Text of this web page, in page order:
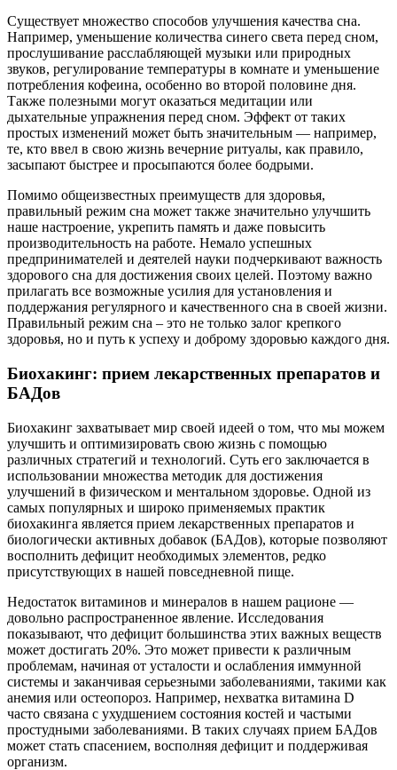
Существует множество способов улучшения качества сна.
Например, уменьшение количества синего света перед сном,
прослушивание расслабляющей музыки или природных
звуков, регулирование температуры в комнате и уменьшение
потребления кофеина, особенно во второй половине дня.
Также полезными могут оказаться медитации или
дыхательные упражнения перед сном. Эффект от таких
простых изменений может быть значительным — например,
те, кто ввел в свою жизнь вечерние ритуалы, как правило,
засыпают быстрее и просыпаются более бодрыми.
Помимо общеизвестных преимуществ для здоровья,
правильный режим сна может также значительно улучшить
наше настроение, укрепить память и даже повысить
производительность на работе. Немало успешных
предпринимателей и деятелей науки подчеркивают важность
здорового сна для достижения своих целей. Поэтому важно
прилагать все возможные усилия для установления и
поддержания регулярного и качественного сна в своей жизни.
Правильный режим сна – это не только залог крепкого
здоровья, но и путь к успеху и доброму здоровью каждого дня.
Биохакинг: прием лекарственных препаратов и
БАДов
Биохакинг захватывает мир своей идеей о том, что мы можем
улучшить и оптимизировать свою жизнь с помощью
различных стратегий и технологий. Суть его заключается в
использовании множества методик для достижения
улучшений в физическом и ментальном здоровье. Одной из
самых популярных и широко применяемых практик
биохакинга является прием лекарственных препаратов и
биологически активных добавок (БАДов), которые позволяют
восполнить дефицит необходимых элементов, редко
присутствующих в нашей повседневной пище.
Недостаток витаминов и минералов в нашем рационе —
довольно распространенное явление. Исследования
показывают, что дефицит большинства этих важных веществ
может достигать 20%. Это может привести к различным
проблемам, начиная от усталости и ослабления иммунной
системы и заканчивая серьезными заболеваниями, такими как
анемия или остеопороз. Например, нехватка витамина D
часто связана с ухудшением состояния костей и частыми
простудными заболеваниями. В таких случаях прием БАДов
может стать спасением, восполняя дефицит и поддерживая
организм.